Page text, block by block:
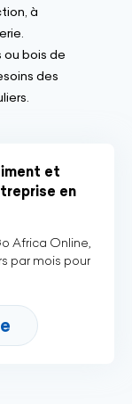
à
ou bois de
des
et
en
Africa Online,
par mois pour